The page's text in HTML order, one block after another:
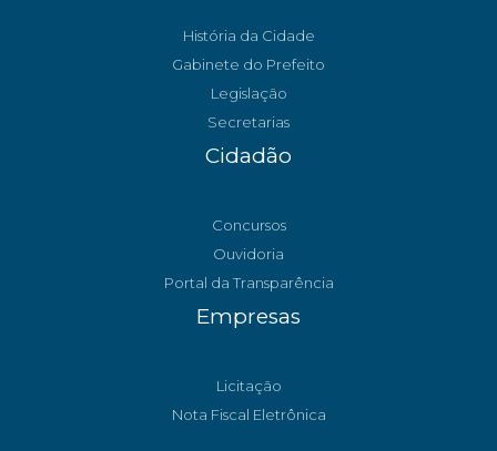
História da Cidade
Gabinete do Prefeito
Legislação
Secretarias
Cidadão
Concursos
Ouvidoria
Portal da Transparência
Empresas
Licitação
Nota Fiscal Eletrônica